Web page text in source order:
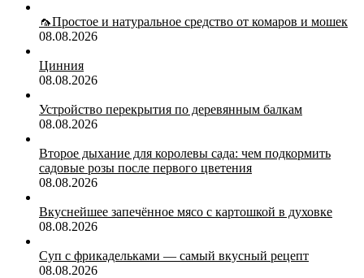
🦟Простое и натуральное средство от комаров и мошек
08.08.2026
Цинния
08.08.2026
Устройство перекрытия по деревянным балкам
08.08.2026
Второе дыхание для королевы сада: чем подкормить
садовые розы после первого цветения
08.08.2026
Вкуснейшее запечённое мясо с картошкой в духовке
08.08.2026
Суп с фрикадельками — самый вкусный рецепт
08.08.2026